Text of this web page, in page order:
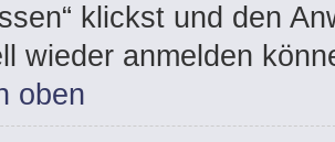
klickst und den
wieder anmelden
oben